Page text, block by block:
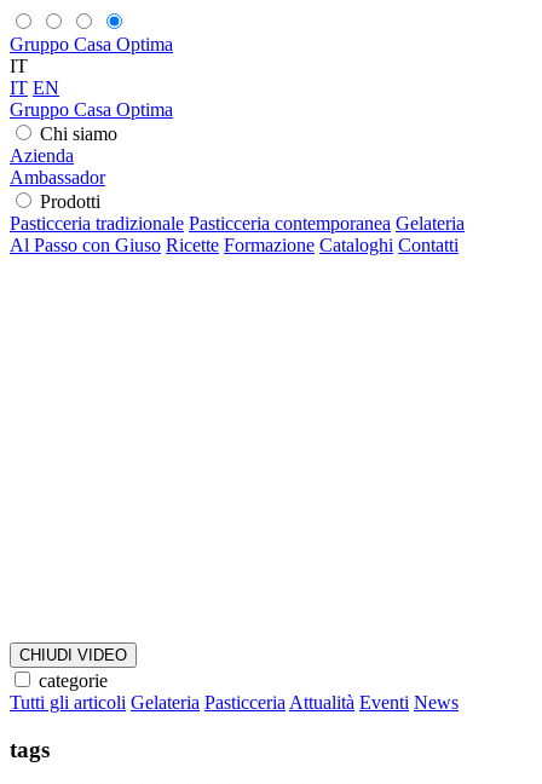
Gruppo Casa Optima
IT
IT EN
Gruppo Casa Optima
Chi siamo
Azienda
Ambassador
Prodotti
Pasticceria tradizionale Pasticceria contemporanea Gelateria
Al Passo con Giuso Ricette Formazione Cataloghi Contatti
CHIUDI VIDEO
categorie
Tutti gli articoli Gelateria Pasticceria Attualità Eventi News
tags